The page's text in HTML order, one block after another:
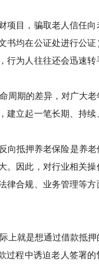
项目，骗取老人信任
书均在公证处进行公证
行为人往往还会迅速转
周期的差异，对广大
建立起一笔长期、持续
向抵押养老保险是养老
因此，对行业相关操
律合规、业务管理等方
上就是想通过借款抵押
过程中诱迫老人签署的